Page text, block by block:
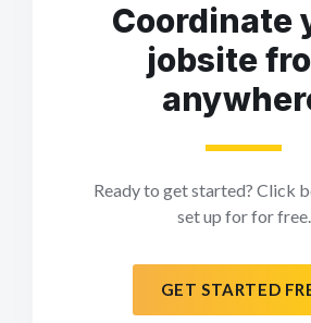
Coordinate
jobsite
Ready to get started? Click
set up for for free.
GET STARTED